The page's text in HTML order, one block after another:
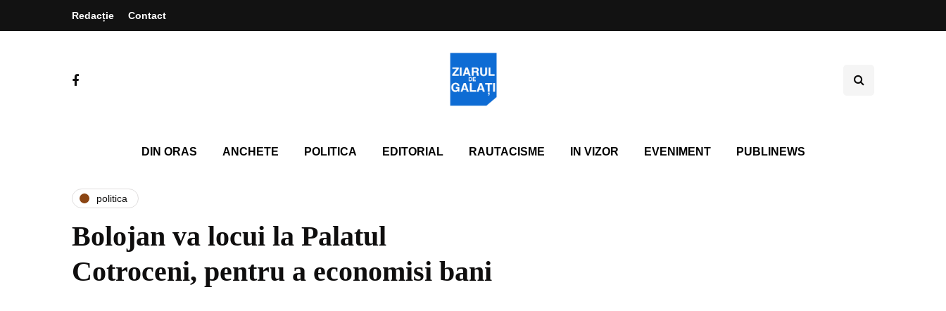
Redacție Contact
DIN ORAS ANCHETE POLITICA EDITORIAL RAUTACISME IN VIZOR EVENIMENT PUBLINEWS
politica
Bolojan va locui la Palatul
Cotroceni, pentru a economisi bani